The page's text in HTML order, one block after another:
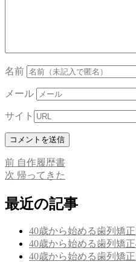
名前
メール
サイト
投
稿
ナ
前 前
の
稿:
自作履歴書
次 次
投
稿:
帰ってきた
最近の記事
40歳から始める歯列矯
40歳から始める歯列矯
40歳から始める歯列矯